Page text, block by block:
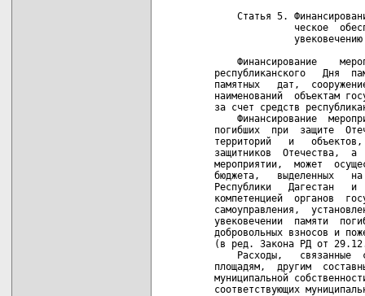
Статья 5.
ческое
увековечению
Финансирование
республиканского   Дня
памятных   дат,
наименований  объектам
за счет средств
Финансирование
погибших  при  защите
территорий   и
защитников  Отечества,  а
мероприятии,  может
бюджета,   выделенных
Республики   Дагестан   и
компетенцией  органов
самоуправления,
увековечении  памяти
добровольных взносов и
(в ред. Закона РД от
Расходы,   связанные
площадям,  другим
муниципальной
соответствующих